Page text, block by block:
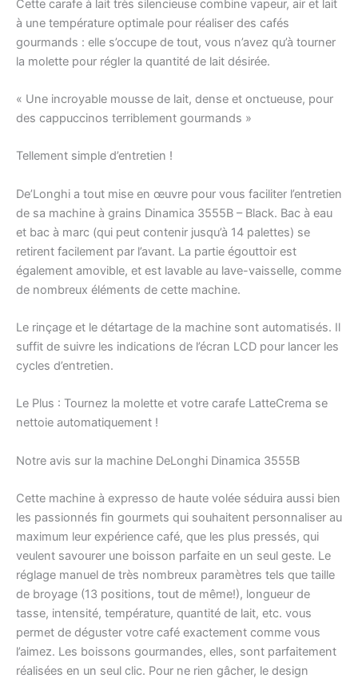
Cette carafe à lait très silencieuse combine vapeur, air et lait
à une température optimale pour réaliser des cafés
gourmands : elle s’occupe de tout, vous n’avez qu’à tourner
la molette pour régler la quantité de lait désirée.
« Une incroyable mousse de lait, dense et onctueuse, pour
des cappuccinos terriblement gourmands »
Tellement simple d’entretien !
De’Longhi a tout mise en œuvre pour vous faciliter l’entretien
de sa machine à grains Dinamica 3555B – Black. Bac à eau
et bac à marc (qui peut contenir jusqu’à 14 palettes) se
retirent facilement par l’avant. La partie égouttoir est
également amovible, et est lavable au lave-vaisselle, comme
de nombreux éléments de cette machine.
Le rinçage et le détartage de la machine sont automatisés. Il
suffit de suivre les indications de l’écran LCD pour lancer les
cycles d’entretien.
Le Plus : Tournez la molette et votre carafe LatteCrema se
nettoie automatiquement !
Notre avis sur la machine DeLonghi Dinamica 3555B
Cette machine à expresso de haute volée séduira aussi bien
les passionnés fin gourmets qui souhaitent personnaliser au
maximum leur expérience café, que les plus pressés, qui
veulent savourer une boisson parfaite en un seul geste. Le
réglage manuel de très nombreux paramètres tels que taille
de broyage (13 positions, tout de même!), longueur de
tasse, intensité, température, quantité de lait, etc. vous
permet de déguster votre café exactement comme vous
l’aimez. Les boissons gourmandes, elles, sont parfaitement
réalisées en un seul clic. Pour ne rien gâcher, le design